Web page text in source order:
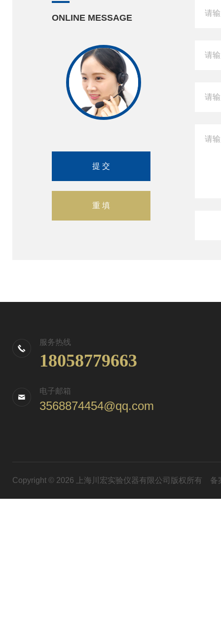
ONLINE MESSAGE
服务热线
18058779663
电子邮箱
3568874454@qq.com
Copyright © 2026 上海川宏实验仪器有限公司版权所有 备